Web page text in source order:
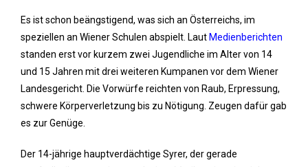
Es ist schon beängstigend, was sich an Österreichs, im
speziellen an Wiener Schulen abspielt. Laut Medienberichten
standen erst vor kurzem zwei Jugendliche im Alter von 14
und 15 Jahren mit drei weiteren Kumpanen vor dem Wiener
Landesgericht. Die Vorwürfe reichten von Raub, Erpressung,
schwere Körperverletzung bis zu Nötigung. Zeugen dafür gab
es zur Genüge.
Der 14-jährige hauptverdächtige Syrer, der gerade